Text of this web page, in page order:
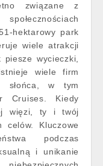
związane z
hektarowy park
wiele atrakcji
wycieczki,
wiele firm
słońca, w tym
Cruises. Kiedy
więzi, ty i twój
Kluczowe
podczas
i unikanie